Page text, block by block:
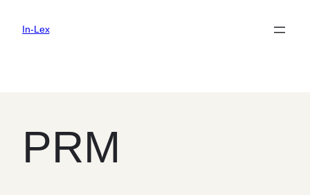
conteúdo
In-Lex
PRM